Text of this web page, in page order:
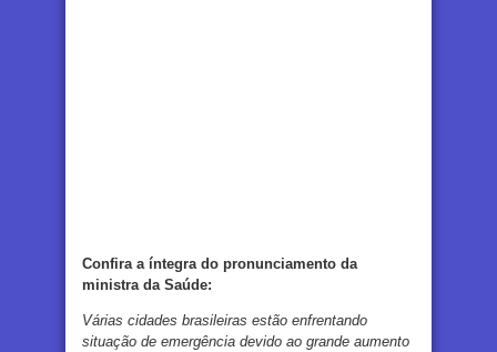
Confira a íntegra do pronunciamento da
ministra da Saúde:
Várias cidades brasileiras estão enfrentando
situação de emergência devido ao grande aumento